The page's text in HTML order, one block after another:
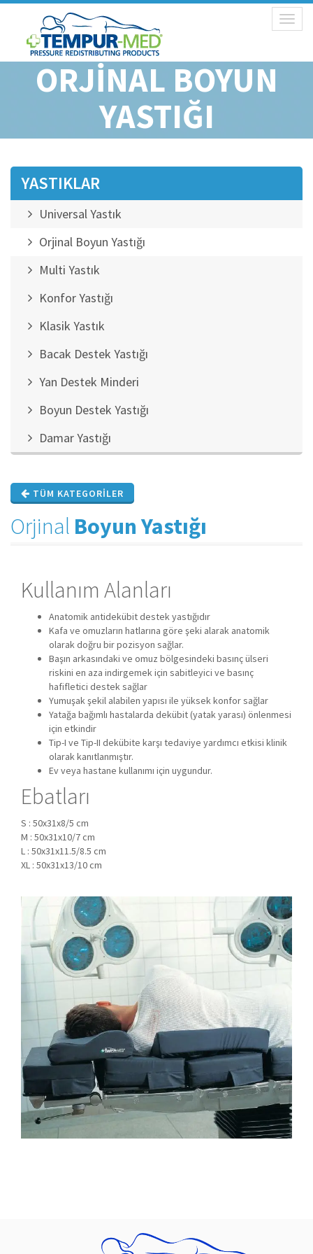
ORJINAL BOYUN
YASTIĞI
YASTIKLAR
Universal Yastık
Orjinal Boyun Yastığı
Multi Yastık
Konfor Yastığı
Klasik Yastık
Bacak Destek Yastığı
Yan Destek Minderi
Boyun Destek Yastığı
Damar Yastığı
TÜM KATEGORILER
Orjinal Boyun Yastığı
Kullanım Alanları
Anatomik antidekübit destek yastığıdır
Kafa ve omuzların hatlarına göre şeki alarak anatomik
olarak doğru bir pozisyon sağlar.
Başın arkasındaki ve omuz bölgesindeki basınç ülseri
riskini en aza indirgemek için sabitleyici ve basınç
hafifletici destek sağlar
Yumuşak şekil alabilen yapısı ile yüksek konfor sağlar
Yatağa bağımlı hastalarda dekübit (yatak yarası) önlenmesi
için etkindir
Tip-I ve Tip-II dekübite karşı tedaviye yardımcı etkisi klinik
olarak kanıtlanmıştır.
Ev veya hastane kullanımı için uygundur.
Ebatları
S : 50x31x8/5 cm
M : 50x31x10/7 cm
L : 50x31x11.5/8.5 cm
XL : 50x31x13/10 cm